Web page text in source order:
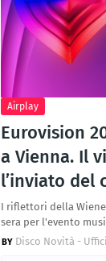
Airplay
Eurovision
a Vienna. Il
l’inviato del
I riflettori della
sera per l'evento
Disco Novità -